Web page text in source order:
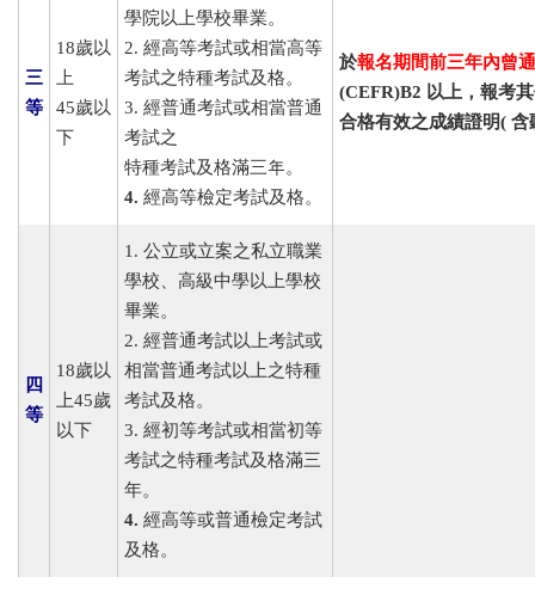
三
等
18歲以
上
45歲以
下
學院以上學校畢業。
2. 經高等考試或相當高等
考試之特種考試及格。
3. 經普通考試或相當普通
考試之
特種考試及格滿三年。
4. 經高等檢定考試及格。
於報名期間前三年內曾
(CEFR)B2 以上，報考
合格有效之成績證明( 含
四
等
18歲以
上45歲
以下
1. 公立或立案之私立職業
學校、高級中學以上學校
畢業。
2. 經普通考試以上考試或
相當普通考試以上之特種
考試及格。
3. 經初等考試或相當初等
考試之特種考試及格滿三
年。
4. 經高等或普通檢定考試
及格。